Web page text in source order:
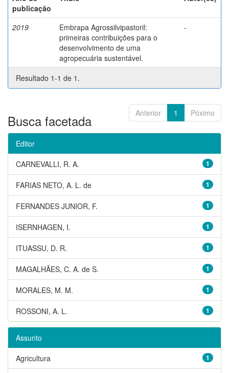
publicação
2019
Embrapa Agrossilvipastoril:
primeiras contribuições para o
desenvolvimento de uma
agropecuária sustentável.
-
Resultado 1-1 de 1.
Anterior 1 Póximo
Busca facetada
Editor
1
CARNEVALLI, R. A.
1
FARIAS NETO, A. L. de
1
FERNANDES JUNIOR, F.
1
ISERNHAGEN, I.
1
ITUASSU, D. R.
1
MAGALHÃES, C. A. de S.
1
MORALES, M. M.
1
ROSSONI, A. L.
Assunto
1
Agricultura